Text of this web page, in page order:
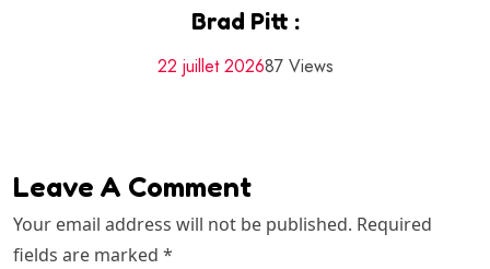
Brad Pitt :
22 juillet 202687 Views
Leave A Comment
Your email address will not be published. Required
fields are marked *